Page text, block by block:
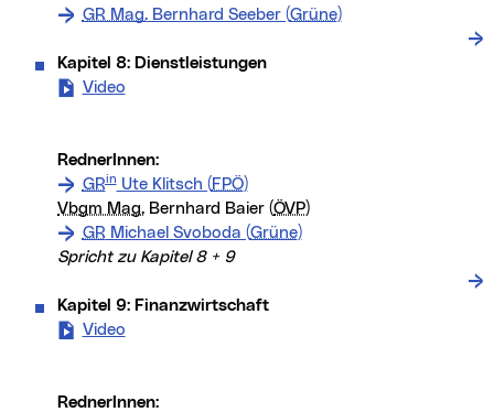
GR Mag.Bernhard Seeber (Grüne)
Kapitel 8: Dienstleistungen
Video
RednerInnen:
GRinUte Klitsch ( FPÖ)
Vbgm Mag. Bernhard Baier (ÖVP)
GR Michael Svoboda (Grüne)
Spricht zu Kapitel 8 + 9
Kapitel 9: Finanzwirtschaft
Video
RednerInnen: